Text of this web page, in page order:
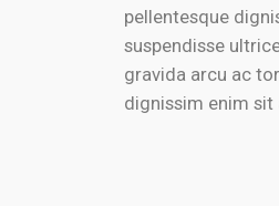
pellentesque
suspendisse
gravida arcu ac
dignissim enim sit